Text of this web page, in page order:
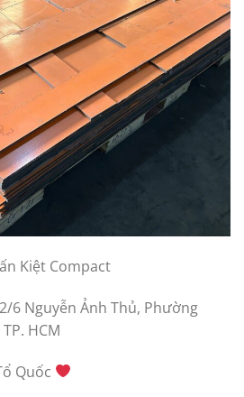
Kiệt Compact
6 Nguyễn Ảnh Thủ, Phường
HCM
Quốc